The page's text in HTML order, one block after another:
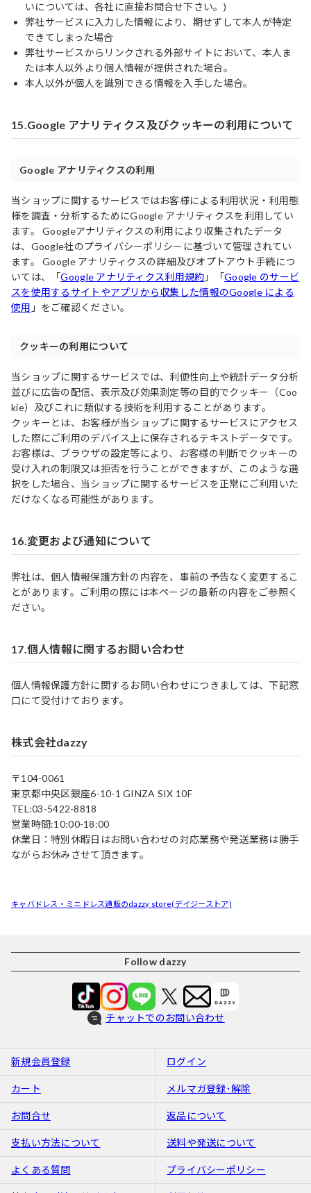
いについては、各社に直接お問合せ下さい。)
弊社サービスに入力した情報により、期せずして本人が特定
できてしまった場合
弊社サービスからリンクされる外部サイトにおいて、本人ま
たは本人以外より個人情報が提供された場合。
本人以外が個人を識別できる情報を入手した場合。
15.Google アナリティクス及びクッキーの利用について
Google アナリティクスの利用
当ショップに関するサービスではお客様による利用状況・利用態
様を調査・分析するためにGoogle アナリティクスを利用してい
ます。 Googleアナリティクスの利用により収集されたデータ
は、Google社のプライバシーポリシーに基づいて管理されてい
ます。 Google アナリティクスの詳細及びオプトアウト手続につ
いては、「Google アナリティクス利用規約 」「Google のサービ
スを使用するサイトやアプリから収集した情報のGoogle による
使用 」をご確認ください。
クッキーの利用について
当ショップに関するサービスでは、利便性向上や統計データ分析
並びに広告の配信、表示及び効果測定等の目的でクッキー（Coo
kie）及びこれに類似する技術を利用することがあります。
クッキーとは、お客様が当ショップに関するサービスにアクセス
した際にご利用のデバイス上に保存されるテキストデータです。
お客様は、ブラウザの設定等により、お客様の判断でクッキーの
受け入れの制限又は拒否を行うことができますが、このような選
択をした場合、当ショップに関するサービスを正常にご利用いた
だけなくなる可能性があります。
16.変更および通知について
弊社は、個人情報保護方針の内容を、事前の予告なく変更するこ
とがあります。ご利用の際には本ページの最新の内容をご参照く
ださい。
17.個人情報に関するお問い合わせ
個人情報保護方針に関するお問い合わせにつきましては、下記窓
口にて受付けております。
株式会社dazzy
〒104-0061
東京都中央区銀座6-10-1 GINZA SIX 10F
TEL:03-5422-8818
営業時間:10:00-18:00
休業日：特別休暇日はお問い合わせの対応業務や発送業務は勝手
ながらお休みさせて頂きます。
キャバドレス・ミニドレス通販のdazzy store(デイジーストア)
Follow dazzy
チャットでのお問い合わせ
新規会員登録 ログイン
カート メルマガ登録･解除
お問合せ 返品について
支払い方法について 送料や発送について
よくある質問 プライバシーポリシー